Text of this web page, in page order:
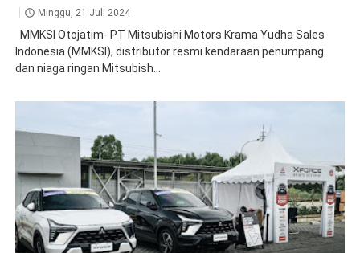
Minggu, 21 Juli 2024
MMKSI Otojatim- PT Mitsubishi Motors Krama Yudha Sales
Indonesia (MMKSI), distributor resmi kendaraan penumpang
dan niaga ringan Mitsubish...